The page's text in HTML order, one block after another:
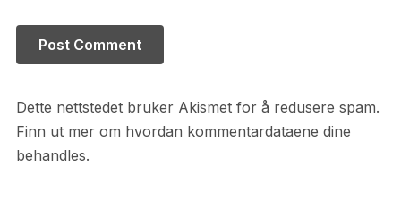
Dette nettstedet bruker Akismet for å redusere spam.
Finn ut mer om hvordan kommentardataene dine
behandles.